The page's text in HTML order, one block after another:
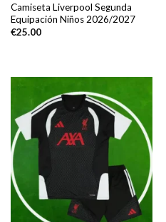
Camiseta Liverpool Segunda
Equipación Niños 2026/2027
€25.00